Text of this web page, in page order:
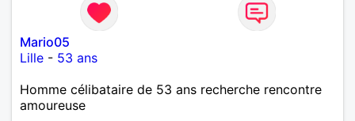
Mario05
Lille - 53 ans
Homme célibataire de 53 ans recherche rencontre
amoureuse